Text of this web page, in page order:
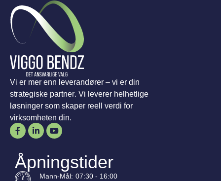
Vi er mer enn leverandører – vi er din
strategiske partner. Vi leverer helhetlige
løsninger som skaper reell verdi for
virksomheten din.
Åpningstider
Mann-Mål: 07:30 - 16:00